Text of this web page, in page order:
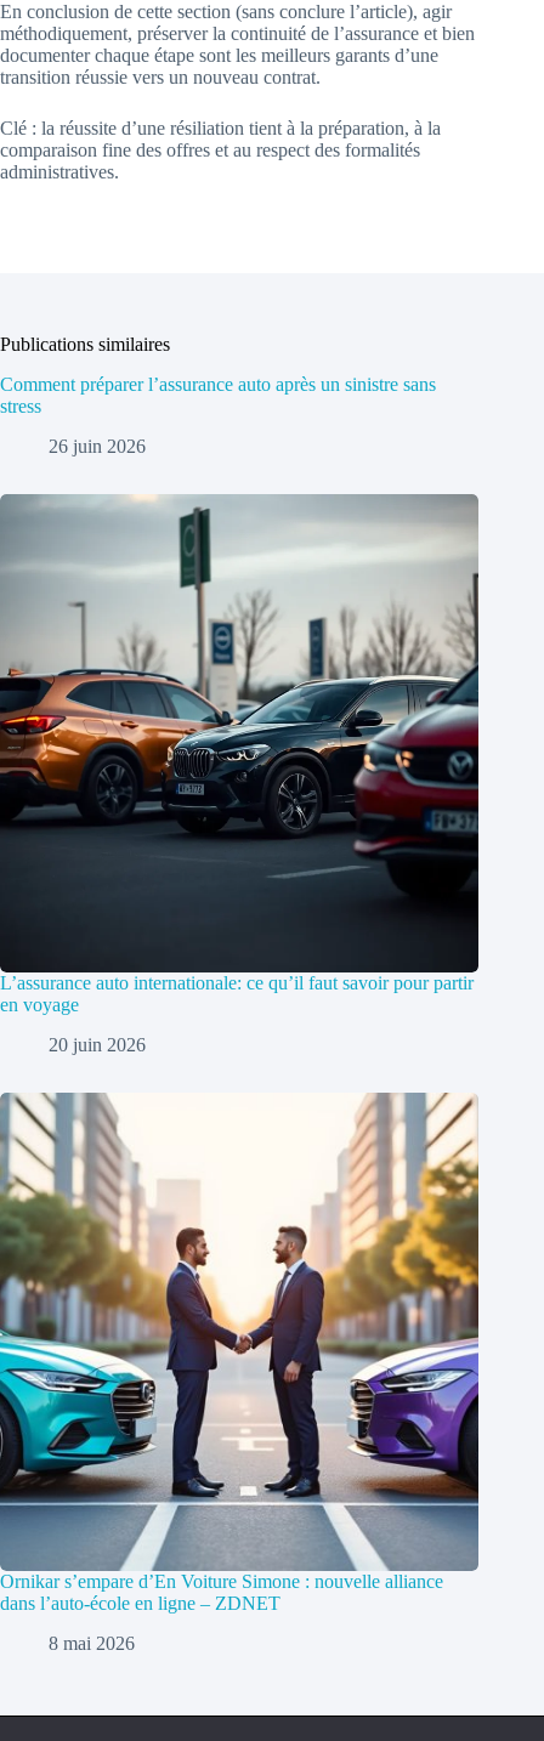
En conclusion de cette section (sans conclure l’article), agir
méthodiquement, préserver la continuité de l’assurance et bien
documenter chaque étape sont les meilleurs garants d’une
transition réussie vers un nouveau contrat.
Clé : la réussite d’une résiliation tient à la préparation, à la
comparaison fine des offres et au respect des formalités
administratives.
Publications similaires
Comment préparer l’assurance auto après un sinistre sans
stress
26 juin 2026
L’assurance auto internationale: ce qu’il faut savoir pour partir
en voyage
20 juin 2026
Ornikar s’empare d’En Voiture Simone : nouvelle alliance
dans l’auto-école en ligne – ZDNET
8 mai 2026